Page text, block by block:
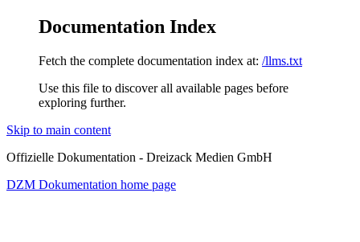
Documentation Index
Fetch the complete documentation index at: /llms.txt
Use this file to discover all available pages before
exploring further.
Skip to main content
Offizielle Dokumentation - Dreizack Medien GmbH
DZM Dokumentation home page